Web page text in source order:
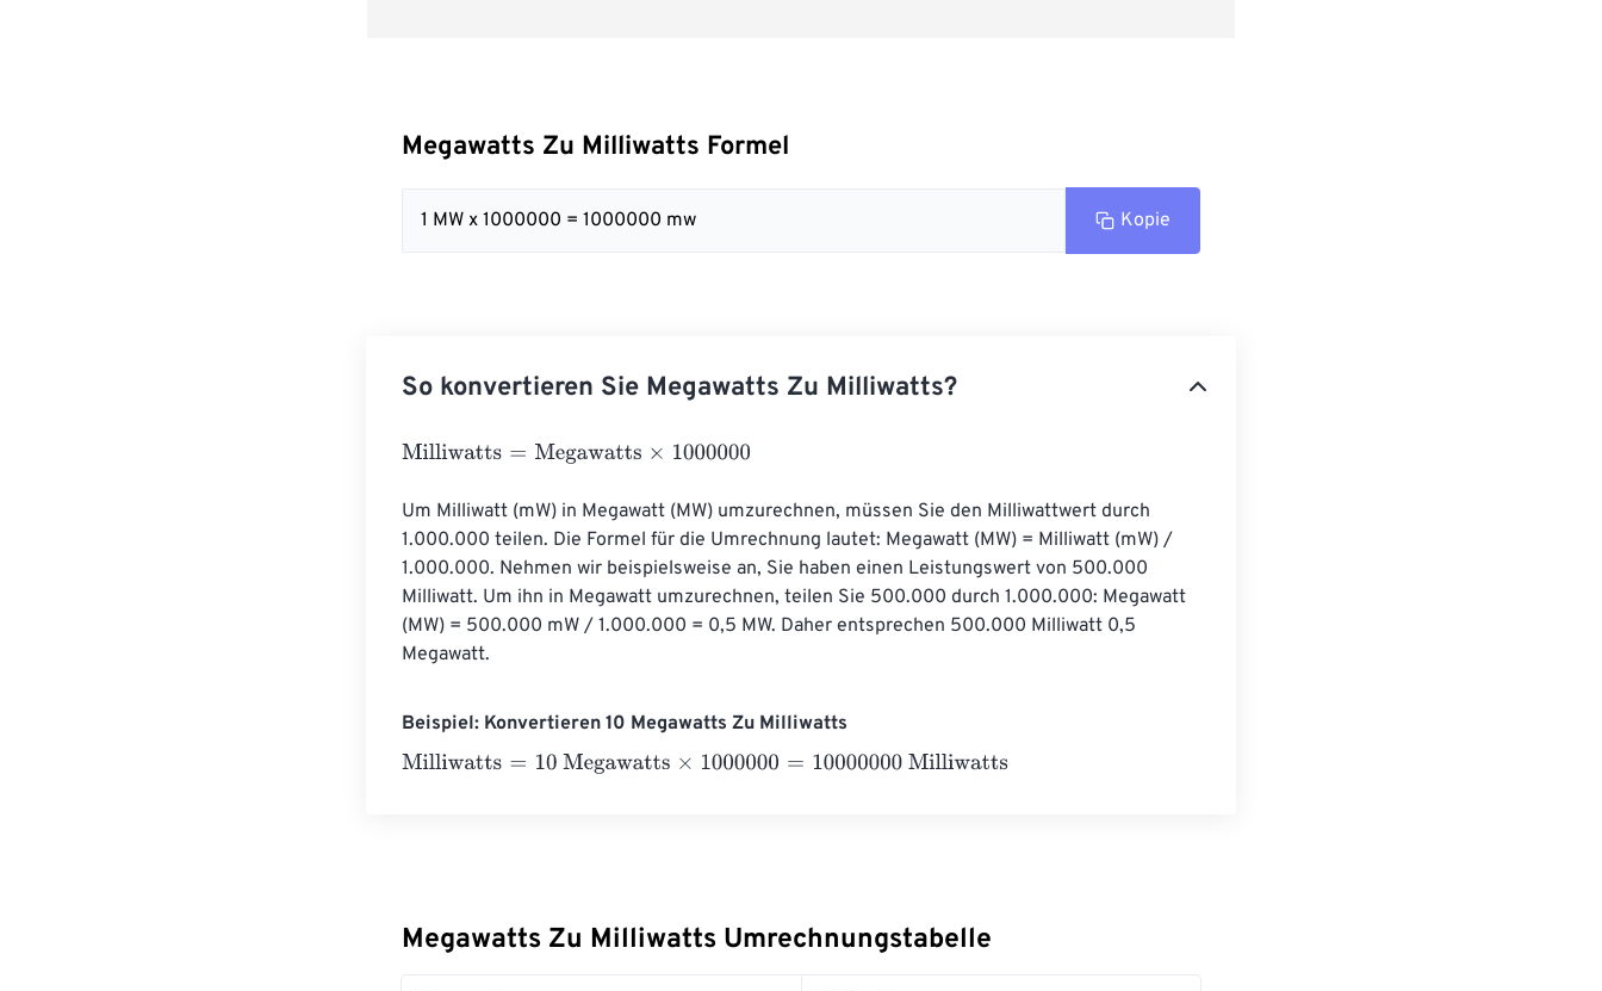
Megawatts Zu Milliwatts Formel
1 MW x 1000000 = 1000000 mw Kopie
So konvertieren Sie Megawatts Zu Milliwatts?
Milliwatts=Megawatts×1000000
Um Milliwatt (mW) in Megawatt (MW) umzurechnen, müssen Sie den Milliwattwert durch
1.000.000 teilen. Die Formel für die Umrechnung lautet: Megawatt (MW) = Milliwatt (mW) /
1.000.000. Nehmen wir beispielsweise an, Sie haben einen Leistungswert von 500.000
Milliwatt. Um ihn in Megawatt umzurechnen, teilen Sie 500.000 durch 1.000.000: Megawatt
(MW) = 500.000 mW / 1.000.000 = 0,5 MW. Daher entsprechen 500.000 Milliwatt 0,5
Megawatt.
Beispiel: Konvertieren 10 Megawatts Zu Milliwatts
Milliwatts=10 Megawatts×1000000 =10000000 Milliwatts
Megawatts Zu Milliwatts Umrechnungstabelle